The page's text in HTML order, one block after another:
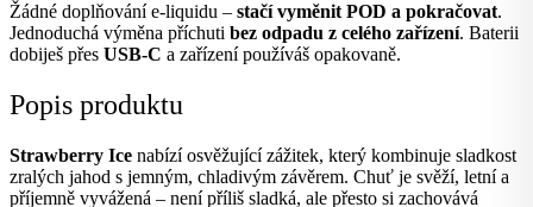
Žádné doplňování e-liquidu – stačí vyměnit POD a pokračovat.
Jednoduchá výměna příchuti bez odpadu z celého zařízení. Baterii
dobiješ přes USB-C a zařízení používáš opakovaně.
Popis produktu
Strawberry Ice nabízí osvěžující zážitek, který kombinuje sladkost
zralých jahod s jemným, chladivým závěrem. Chuť je svěží, letní a
příjemně vyvážená – není příliš sladká, ale přesto si zachovává